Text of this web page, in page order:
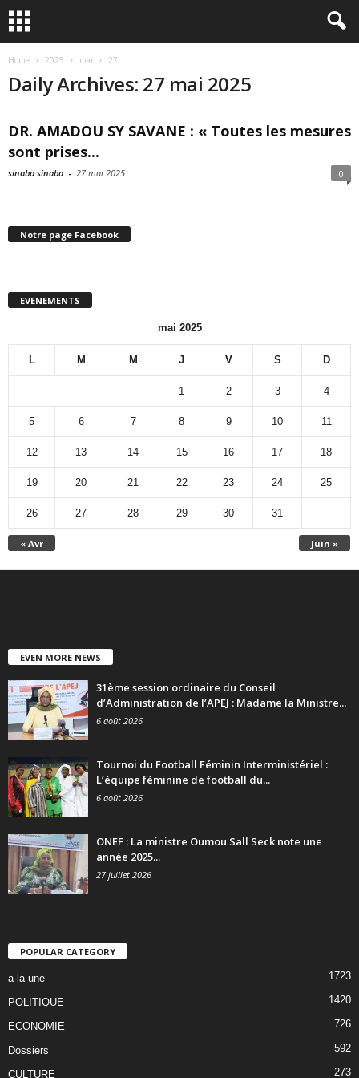
Home 2025 mai 27
Daily Archives: 27 mai 2025
DR. AMADOU SY SAVANE : « Toutes les mesures
sont prises...
sinaba sinaba - 27 mai 2025 0
Notre page Facebook
EVENEMENTS
mai 2025
L M M J V S D
« Avr Juin »
1 2 3 4
5 6 7 8 9 10 11
12 13 14 15 16 17 18
19 20 21 22 23 24 25
26 27 28 29 30 31
EVEN MORE NEWS
31ème session ordinaire du Conseil
d’Administration de l’APEJ : Madame la Ministre...
6 août 2026
Tournoi du Football Féminin Interministériel :
L’équipe féminine de football du...
6 août 2026
ONEF : La ministre Oumou Sall Seck note une
année 2025...
27 juillet 2026
POPULAR CATEGORY
a la une 1723
POLITIQUE 1420
ECONOMIE 726
Dossiers 592
CULTURE 273